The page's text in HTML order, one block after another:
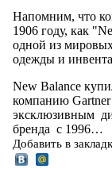
Напомним, что
1906 году, как
одной из
одежды и
New Balance
компанию Gartner
эксклюзивным
бренда с 1996…
Добавить в